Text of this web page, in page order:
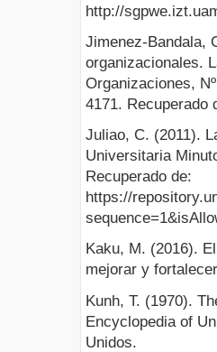
http://
Jimenez-Bandala,
organizacionales.
Organizaciones,
4171. Recuperado
Juliao, C. (2011).
Universitaria
Recuperado de:
https://
Kaku, M. (2016).
mejorar y
Kunh, T. (1970).
Encyclopedia of
Unidos.